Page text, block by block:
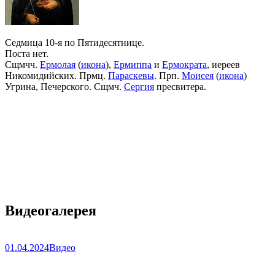
Седмица 10-я по Пятидесятнице.
Поста нет.
Сщмчч. Ермолая (икона), Ермиппа и Ермократа, иереев
Никомидийских. Прмц. Параскевы. Прп. Моисея (икона)
Угрина, Печерского. Сщмч. Сергия пресвитера.
Видеогалерея
01.04.2024Видео